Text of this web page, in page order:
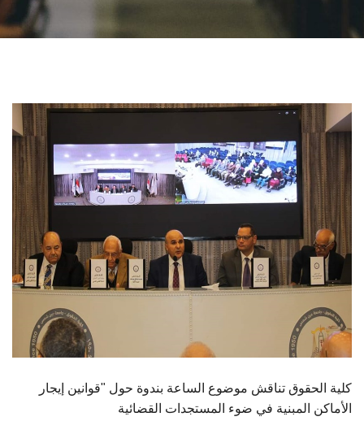
الإعلام
الطلاب
هيئة التدريس
الدراسات العليا
الخريجين
الموظفون
الزائـرون
كلية الحقوق تناقش موضوع الساعة بندوة حول "قوانين إيجار
الأماكن المبنية في ضوء المستجدات القضائية